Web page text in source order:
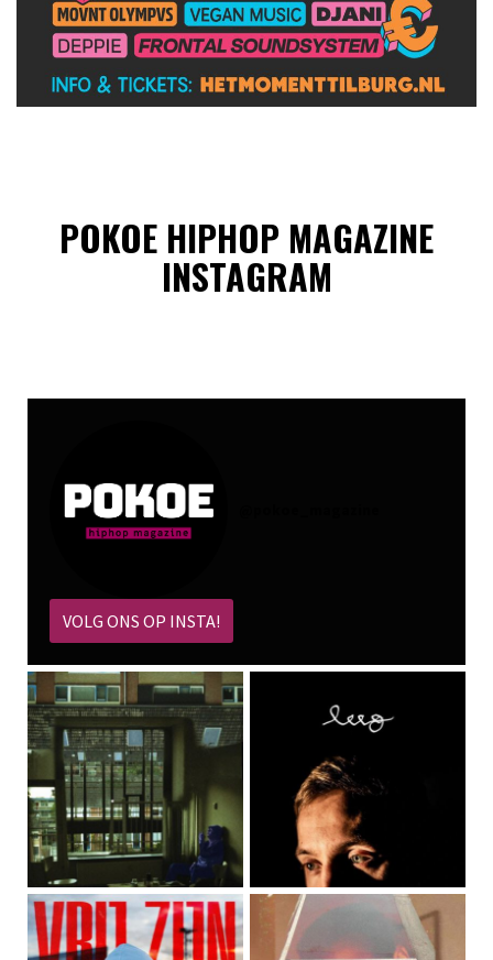
POKOE HIPHOP MAGAZINE
INSTAGRAM
VOLG ONS OP INSTA!